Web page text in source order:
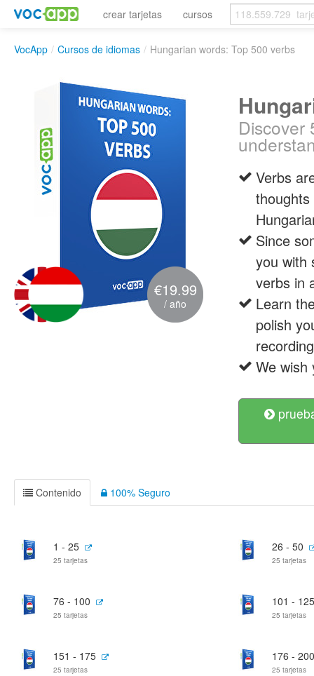
crear tarjetas cursos
VocApp / Cursos de idiomas / Hungarian words: Top 500 verbs
€19.99
/ año
Discover
Verbs
thoughts
Since
you with
verbs in
Learn
polish
We wish
Contenido 100% Seguro
1 - 25
25 tarjetas
26 - 50
25 tarjetas
76 - 100
25 tarjetas
101 - 125
25 tarjetas
151 - 175
25 tarjetas
176 - 200
25 tarjetas